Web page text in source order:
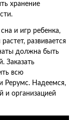
хранение
и игр ребенка,
развивается
должна быть
Заказать
всю
Рерумс. Надеемся,
и организацией